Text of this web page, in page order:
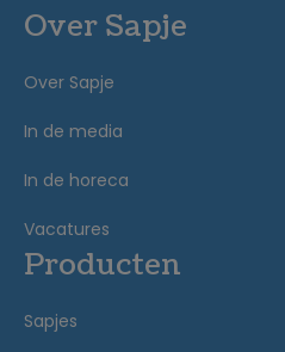
Over Sapje
Over Sapje
In de media
In de horeca
Vacatures
Producten
Sapjes